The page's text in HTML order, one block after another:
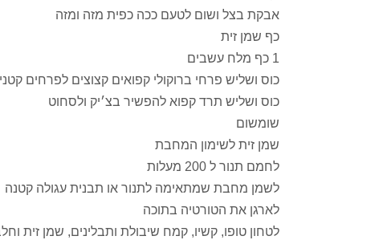
אבקת בצל ושום לטעם ככה כפית מזה ומזה
כף שמן זית
1 כף מלח עשבים
כוס ושליש פרחי ברוקולי קפואים קצוצים לפרחים
כוס ושליש תרד קפוא להפשיר בצ׳יק ולסחוט
שומשום
שמן זית לשימון המחבת
לחמם תנור ל 200 מעלות
לשמן מחבת שמתאימה לתנור או תבנית עגולה קטנה
לארגן את הטורטיה בתוכה
לטחון טופו, קשיו, קמח שיבולת ותבלינים, שמן זית